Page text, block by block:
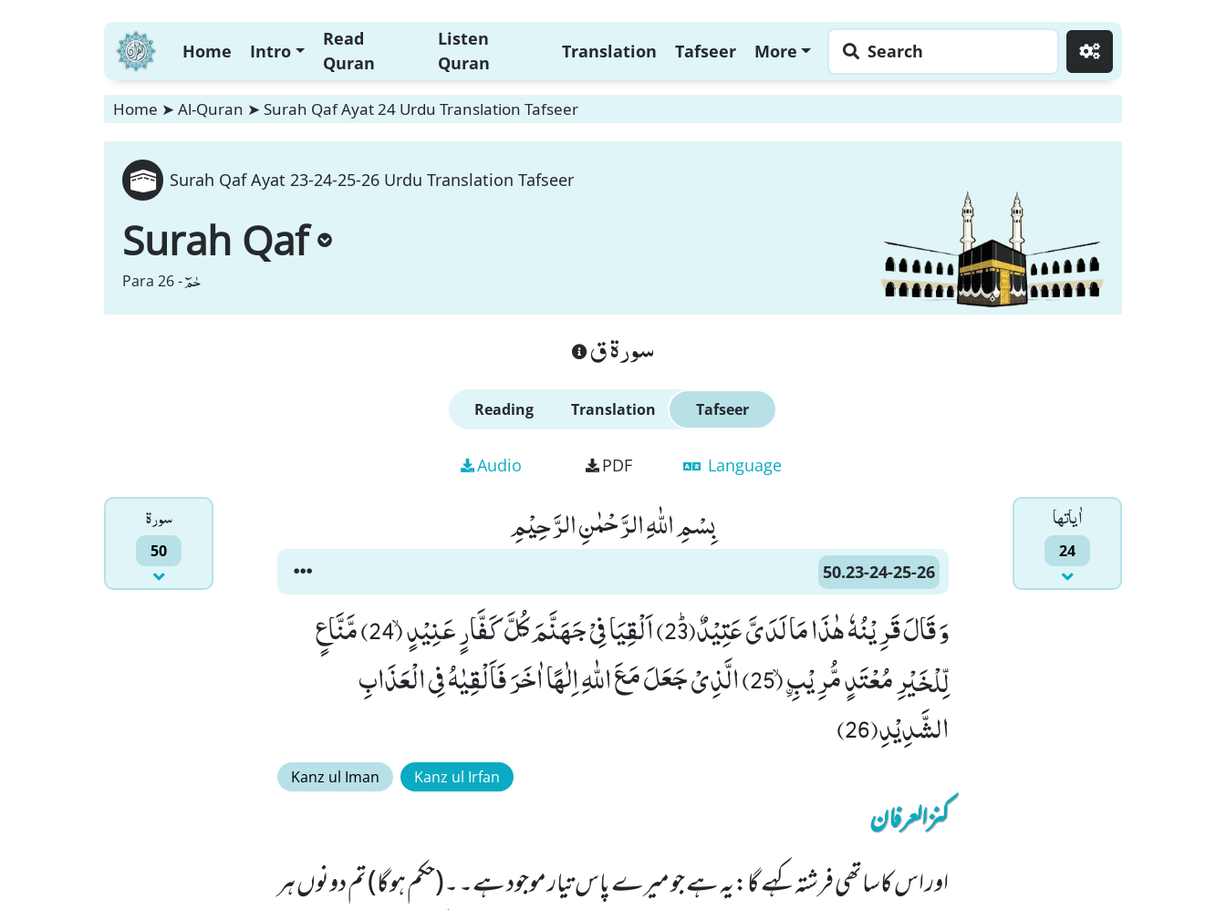
Home Intro
Read
Quran
Listen
Quran
Translation Tafseer More Search
Home ➤ Al-Quran ➤ Surah Qaf Ayat 24 Urdu Translation Tafseer
Surah Qaf Ayat 23-24-25-26 Urdu Translation Tafseer
Surah Qaf
Para 26 -حٰمٓ
سورة ق
Reading Translation Tafseer
Audio PDF Language
سورۃ
50
اٰياتها
24
بِسْمِ اللّٰهِ الرَّحْمٰنِ الرَّحِیْمِ
50.23-24-25-26
وَ قَالَ قَرِیْنُهٗ هٰذَا مَا لَدَیَّ عَتِیْدٌﭤ(23) اَلْقِیَا فِیْ جَهَنَّمَ كُلَّ كَفَّارٍ عَنِیْدٍۙ (24) مَّنَّاعٍ
لِّلْخَیْرِ مُعْتَدٍ مُّرِیْبِﹰۙ (25) الَّذِیْ جَعَلَ مَعَ اللّٰهِ اِلٰهًا اٰخَرَ فَاَلْقِیٰهُ فِی الْعَذَابِ
الشَّدِیْدِ(26)
Kanz ul Iman Kanz ul Irfan
کنزالعرفان
اور اس کاساتھی فرشتہ کہے گا:یہ ہے جو میرے پاس تیار موجود ہے۔ ۔(حکم ہوگا) تم دونوں ہر